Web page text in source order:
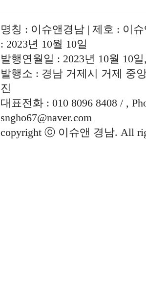
명칭 : 이슈앤경남 | 제호 : 이
: 2023년 10월 10일
발행연월일 : 2023년 10월 10
발행소 : 경남 거제시 거제 중
진
대표전화 : 010 8096 8408 / ,
sngho67@naver.com
copyright ⓒ 이슈앤 경남. All